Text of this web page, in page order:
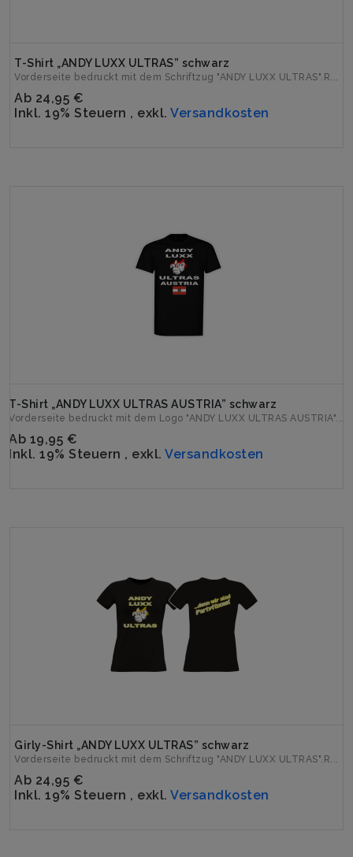
T-Shirt „ANDY LUXX ULTRAS” schwarz
Vorderseite bedruckt mit dem Schriftzug "ANDY LUXX ULTRAS".R...
Ab 24,95 €
Inkl. 19% Steuern , exkl.Versandkosten
T-Shirt „ANDY LUXX ULTRAS AUSTRIA” schwarz
Vorderseite bedruckt mit dem Logo "ANDY LUXX ULTRAS AUSTRIA"...
Ab 19,95 €
Inkl. 19% Steuern , exkl.Versandkosten
Girly-Shirt „ANDY LUXX ULTRAS” schwarz
Vorderseite bedruckt mit dem Schriftzug "ANDY LUXX ULTRAS".R...
Ab 24,95 €
Inkl. 19% Steuern , exkl.Versandkosten